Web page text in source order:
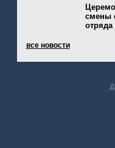
смены
отряда
все новости